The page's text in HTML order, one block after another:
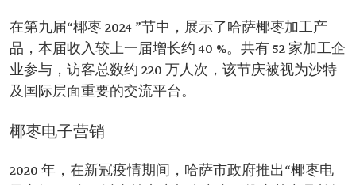
在第九届“椰枣 2024 ”节中，展示了哈萨椰枣加工产
品，本届收入较上一届增长约 40 %。共有 52 家加工企
业参与，访客总数约 220 万人次，该节庆被视为沙特
及国际层面重要的交流平台。
椰枣电子营销
2020 年，在新冠疫情期间，哈萨市政府推出“椰枣电